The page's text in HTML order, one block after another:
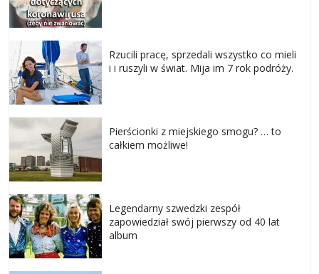
Rzucili pracę, sprzedali wszystko co mieli
i i ruszyli w świat. Mija im 7 rok podróży.
Pierścionki z miejskiego smogu? … to
całkiem możliwe!
Legendarny szwedzki zespół
zapowiedział swój pierwszy od 40 lat
album